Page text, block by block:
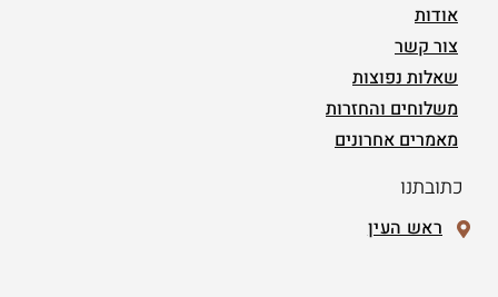
אודות
צור קשר
שאלות נפוצות
משלוחים והחזרות
מאמרים אחרונים
כתובתנו
ראש העין